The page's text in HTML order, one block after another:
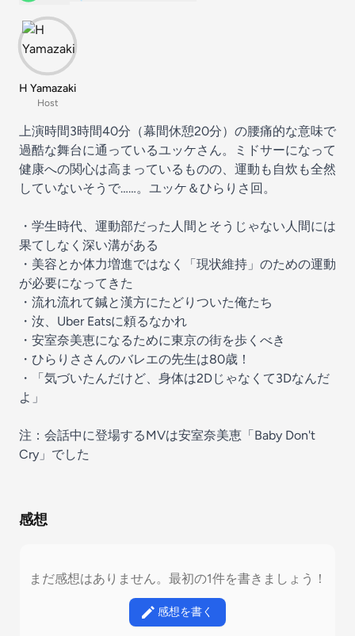
H Yamazaki
Host
上演時間3時間40分（幕間休憩20分）の腰痛的な意味で
過酷な舞台に通っているユッケさん。ミドサーになって
健康への関心は高まっているものの、運動も自炊も全然
していないそうで……。ユッケ＆ひらりさ回。
・学生時代、運動部だった人間とそうじゃない人間には
果てしなく深い溝がある
・美容とか体力増進ではなく「現状維持」のための運動
が必要になってきた
・流れ流れて鍼と漢方にたどりついた俺たち
・汝、Uber Eatsに頼るなかれ
・安室奈美恵になるために東京の街を歩くべき
・ひらりささんのバレエの先生は80歳！
・「気づいたんだけど、身体は2Dじゃなくて3Dなんだ
よ」
注：会話中に登場するMVは安室奈美恵「Baby Don't
Cry」でした
感想
まだ感想はありません。最初の1件を書きましょう！
感想を書く